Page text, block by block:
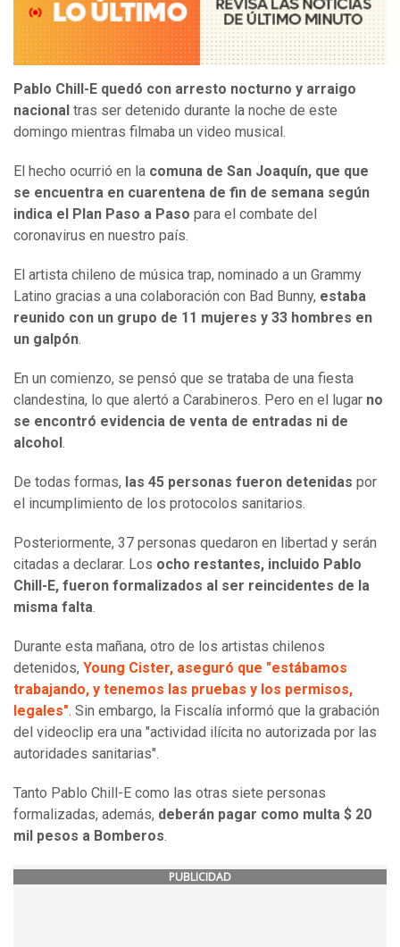
Pablo Chill-E quedó con arresto nocturno y arraigo
nacional tras ser detenido durante la noche de este
domingo mientras filmaba un video musical.
El hecho ocurrió en la comuna de San Joaquín, que que
se encuentra en cuarentena de fin de semana según
indica el Plan Paso a Paso para el combate del
coronavirus en nuestro país.
El artista chileno de música trap, nominado a un Grammy
Latino gracias a una colaboración con Bad Bunny, estaba
reunido con un grupo de 11 mujeres y 33 hombres en
un galpón.
En un comienzo, se pensó que se trataba de una fiesta
clandestina, lo que alertó a Carabineros. Pero en el lugar no
se encontró evidencia de venta de entradas ni de
alcohol .
De todas formas, las 45 personas fueron detenidas por
el incumplimiento de los protocolos sanitarios.
Posteriormente, 37 personas quedaron en libertad y serán
citadas a declarar. Los ocho restantes, incluido Pablo
Chill-E, fueron formalizados al ser reincidentes de la
misma falta.
Durante esta mañana, otro de los artistas chilenos
detenidos, Young Cister, aseguró que "estábamos
trabajando, y tenemos las pruebas y los permisos,
legales". Sin embargo, la Fiscalía informó que la grabación
del videoclip era una "actividad ilícita no autorizada por las
autoridades sanitarias".
Tanto Pablo Chill-E como las otras siete personas
formalizadas, además, deberán pagar como multa $ 20
mil pesos a Bomberos.
PUBLICIDAD